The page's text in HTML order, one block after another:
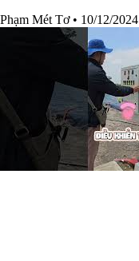
Phạm Mét Tơ • 10/12/2024